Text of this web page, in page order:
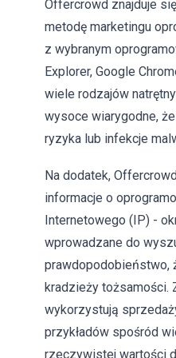
Offercrowd znajduje
metodę marketingu
z wybranym
Explorer, Google
wiele rodzajów
wysoce wiarygodne,
ryzyka lub infekcje
Na dodatek,
informacje o
Internetowego (IP) -
wprowadzane do
prawdopodobieństwo,
kradzieży tożsamości.
wykorzystują
przykładów spośród
rzeczywistej wartości